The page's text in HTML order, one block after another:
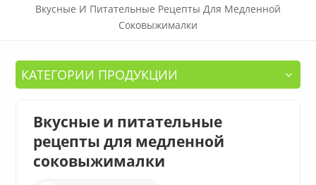
Вкусные И Питательные Рецепты Для Медленной
Соковыжималки
КАТЕГОРИИ ПРОДУКЦИИ
Вкусные и питательные
рецепты для медленной
соковыжималки